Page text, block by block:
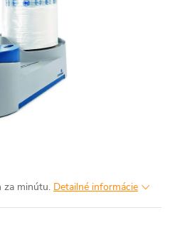
za minútu. Detailné informácie